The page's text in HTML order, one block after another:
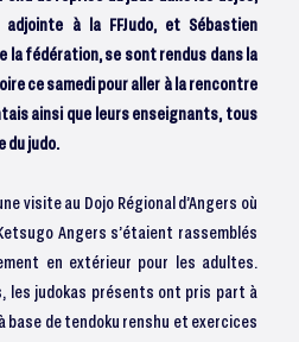
adjointe à la FFJudo, et Sébastien
la fédération, se sont rendus dans la
ce samedi pour aller à la rencontre
ainsi que leurs enseignants, tous
du judo.
visite au Dojo Régional d’Angers où
Angers s’étaient rassemblés
en extérieur pour les adultes.
les judokas présents ont pris part à
base de tendoku renshu et exercices